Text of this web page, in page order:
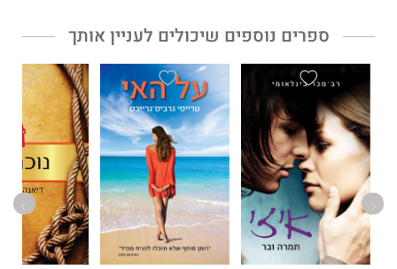
ספרים נוספים שיכולים לעניין אותך